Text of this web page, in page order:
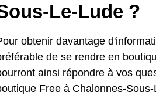
Le-Lude ?
obtenir davantage
de se rendre en
ainsi répondre à vos
Free à Chalonnes-